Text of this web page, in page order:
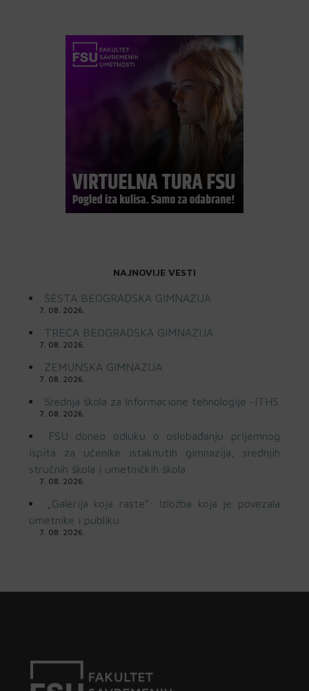
NAJNOVIJE VESTI
ŠESTA BEOGRADSKA GIMNAZIJA
7. 08. 2026.
TREĆA BEOGRADSKA GIMNAZIJA
7. 08. 2026.
ZEMUNSKA GIMNAZIJA
7. 08. 2026.
Srednja škola za Informacione tehnologije -ITHS
7. 08. 2026.
FSU doneo odluku o oslobađanju prijemnog
ispita za učenike istaknutih gimnazija, srednjih
stručnih škola i umetničkih škola
7. 08. 2026.
„Galerija koja raste“: Izložba koja je povezala
umetnike i publiku
7. 08. 2026.